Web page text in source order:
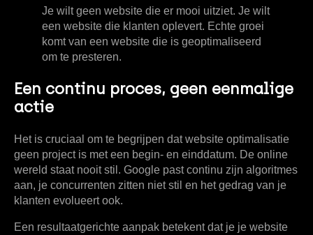
Je wilt geen website die er mooi uitziet. Je wilt
een website die klanten oplevert. Echte groei
komt van een website die is geoptimaliseerd
om te presteren.
Een continu proces, geen eenmalige
actie
Het is cruciaal om te begrijpen dat website optimalisatie
geen project is met een begin- en einddatum. De online
wereld staat nooit stil. Google past continu zijn algoritmes
aan, je concurrenten zitten niet stil en het gedrag van je
klanten evolueert ook.
Een resultaatgerichte aanpak betekent dat je je website